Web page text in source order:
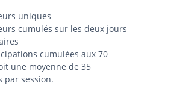
uniques
cumulés sur les deux jours
cumulées aux 70
une moyenne de 35
par session.